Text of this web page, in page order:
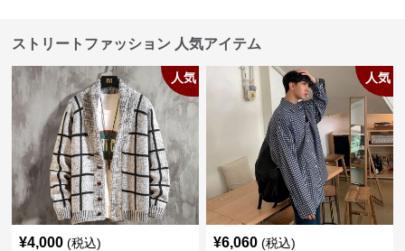
ストリートファッション 人気アイテム
人気
¥4,000 (税込)
人気
¥6,060 (税込)